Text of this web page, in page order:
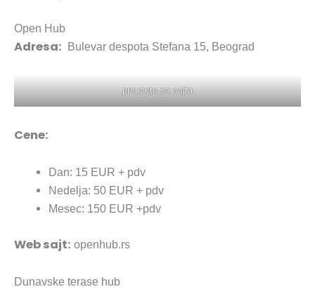
Open Hub
Adresa: Bulevar despota Stefana 15, Beograd
preuzeto sa sajta
Cene:
Dan: 15 EUR + pdv
Nedelja: 50 EUR + pdv
Mesec: 150 EUR +pdv
Web sajt: openhub.rs
Dunavske terase hub